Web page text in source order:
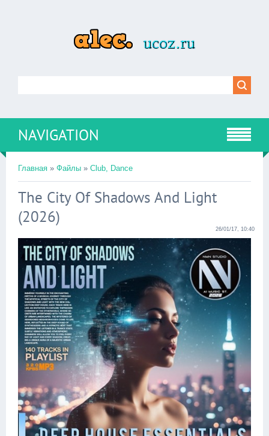
NAVIGATION
Главная » Файлы » Club, Dance
The City Of Shadows And Light
(2026)
26/01/17, 10:40